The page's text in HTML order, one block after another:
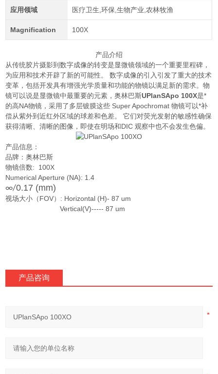
应用领域 医疗卫生,环保,生物产业,农林牧渔
Magnification 100X
产品介绍
从传统胶片摄影到数字成像的转变是显微镜领域的一个重要里程碑，
为应用和技术开辟了新的可能性。 数字成像的引入引发了重大的技术
变革，包括开发具有增强光学质量和功能的物镜以满足新的需求。物
镜可以说是显微镜中最重要的元素，奥林巴斯UPlanSApo 100X是*
的高NA物镜，采用了多层镀膜这些 Super Apochromat 物镜可以*补
偿从紫外到近红外区域的球差和色差。 它们对荧光发射的敏感性确保
获得清晰、清晰的图像，即使在明场和DIC 观察中也不会发生色偏。
产品信息：
品牌：奥林巴斯
物镜倍数: 100X
Numerical Aperture (NA): 1.4
∞/0.17 (mm)
视场大小（FOV）: Horizontal (H)- 87 um
Vertical(V)----- 87 um
产品咨询